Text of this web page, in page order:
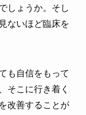
しょうか。そし
ないほど臨床を
も自信をもって
そこに行き着く
改善することが